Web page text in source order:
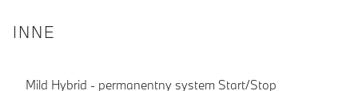
INNE
Mild Hybrid - permanentny system Start/Stop